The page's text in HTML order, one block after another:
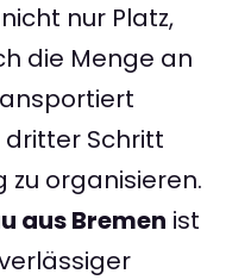
nur Platz,
die Menge an
dritter Schritt
zu organisieren.
aus Bremen ist